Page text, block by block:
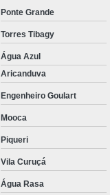
Ponte Grande
Torres Tibagy
Água Azul
Aricanduva
Engenheiro Goulart
Mooca
Piqueri
Vila Curuçá
Água Rasa